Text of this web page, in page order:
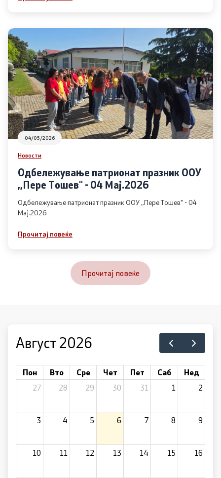
04/05/2026
Новости
Одбележување патрионат празник ООУ
,,Пере Тошев" - 04 Мај.2026
Одбележување патрионат празник ООУ ,,Пере Тошев" - 04
Мај.2026
Прочитај повеќе
Прочитај повеќе
Август 2026
Пон Вто Сре Чет Пет Саб
Нед
27
28 29 30 31 1 2
3 4 5 6 7 8 9
10 11 12 13 14 15 16